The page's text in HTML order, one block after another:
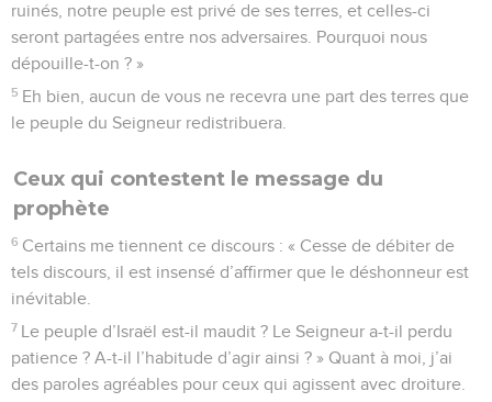
ruinés, notre peuple est privé de ses terres, et celles-ci
seront partagées entre nos adversaires. Pourquoi nous
dépouille-t-on ? »
5 Eh bien, aucun de vous ne recevra une part des terres que
le peuple du Seigneur redistribuera.
Ceux qui contestent le message du
prophète
6 Certains me tiennent ce discours : « Cesse de débiter de
tels discours, il est insensé d’affirmer que le déshonneur est
inévitable.
7 Le peuple d’Israël est-il maudit ? Le Seigneur a-t-il perdu
patience ? A-t-il l’habitude d’agir ainsi ? » Quant à moi, j’ai
des paroles agréables pour ceux qui agissent avec droiture.